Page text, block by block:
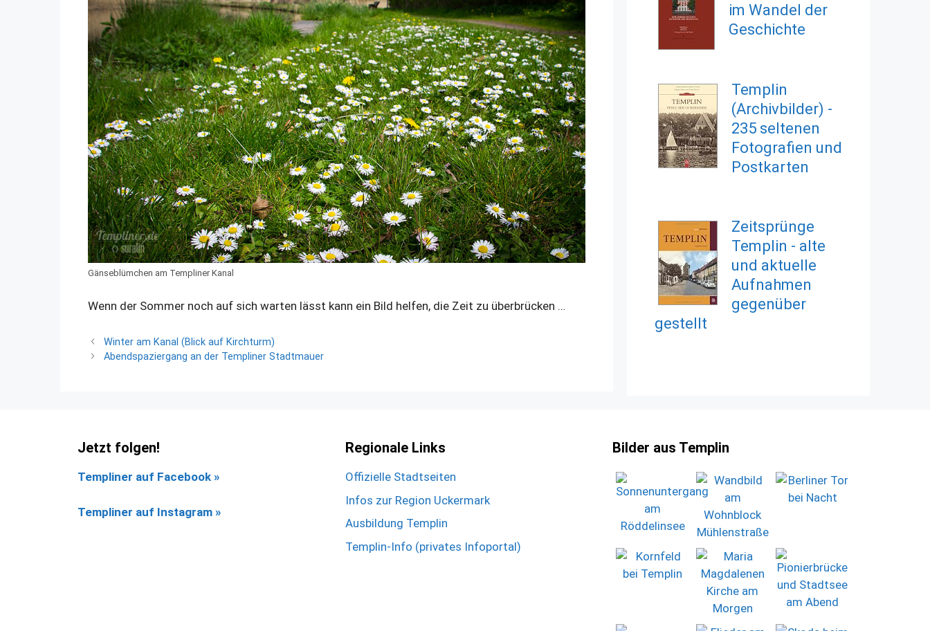
Gänseblümchen am Templiner Kanal
Wenn der Sommer noch auf sich warten lässt kann ein Bild helfen, die Zeit zu überbrücken …
Winter am Kanal (Blick auf Kirchturm)
Abendspaziergang an der Templiner Stadtmauer
im Wandel der
Geschichte
Templin
(Archivbilder) -
235 seltenen
Fotografien und
Postkarten
Zeitsprünge
Templin - alte
und aktuelle
Aufnahmen
gegenüber
gestellt
Jetzt folgen!
Templiner auf Facebook »
Templiner auf Instagram »
Regionale Links
Offizielle Stadtseiten
Infos zur Region Uckermark
Ausbildung Templin
Templin-Info (privates Infoportal)
Bilder aus Templin